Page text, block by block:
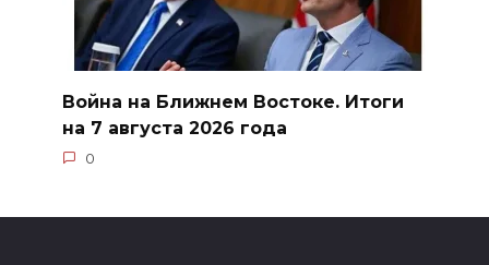
Война на Ближнем Востоке. Итоги
на 7 августа 2026 года
0